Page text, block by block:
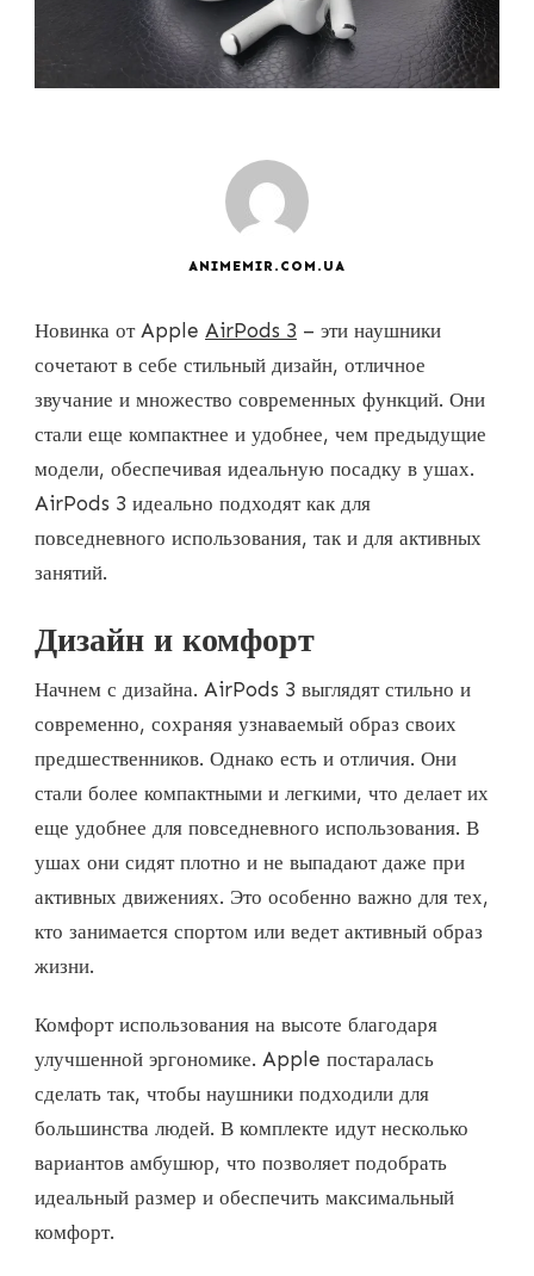
ANIMEMIR.COM.UA
Новинка от Apple AirPods 3 – эти наушники
сочетают в себе стильный дизайн, отличное
звучание и множество современных функций. Они
стали еще компактнее и удобнее, чем предыдущие
модели, обеспечивая идеальную посадку в ушах.
AirPods 3 идеально подходят как для
повседневного использования, так и для активных
занятий.
Дизайн и комфорт
Начнем с дизайна. AirPods 3 выглядят стильно и
современно, сохраняя узнаваемый образ своих
предшественников. Однако есть и отличия. Они
стали более компактными и легкими, что делает их
еще удобнее для повседневного использования. В
ушах они сидят плотно и не выпадают даже при
активных движениях. Это особенно важно для тех,
кто занимается спортом или ведет активный образ
жизни.
Комфорт использования на высоте благодаря
улучшенной эргономике. Apple постаралась
сделать так, чтобы наушники подходили для
большинства людей. В комплекте идут несколько
вариантов амбушюр, что позволяет подобрать
идеальный размер и обеспечить максимальный
комфорт.